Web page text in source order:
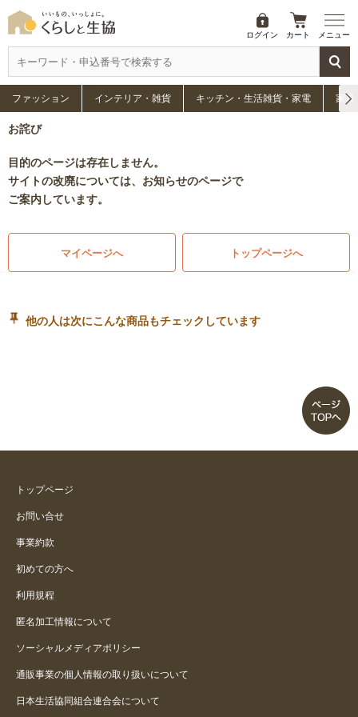
ログイン カート メニュー
ファッション インテリア・雑貨 キッチン・生活雑貨・家電 家具
お詫び
目的のページは存在しません。
サイトの改廃については、お知らせのページで
ご案内しています。
マイページへ トップページへ
他の人は次にこんな商品もチェックしています
トップページ
お問い合せ
事業約款
初めての方へ
利用規程
匿名加工情報について
ソーシャルメディアポリシー
通販事業の個人情報の取り扱いについて
日本生活協同組合連合会について